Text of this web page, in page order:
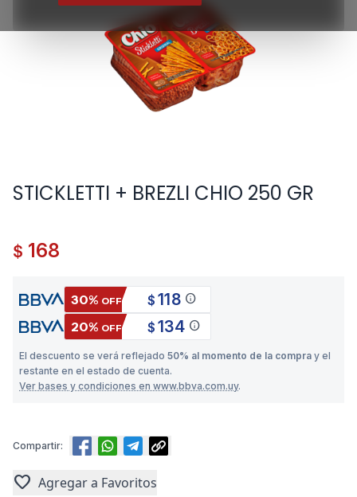
STICKLETTI + BREZLI CHIO 250 GR
$ 168
30% OFF $ 118 info
20% OFF $ 134 info
El descuento se verá reflejado 50% al momento de la compra y el
restante en el estado de cuenta.
Ver bases y condiciones en www.bbva.com.uy.
Compartir:
favorite Agregar a Favoritos